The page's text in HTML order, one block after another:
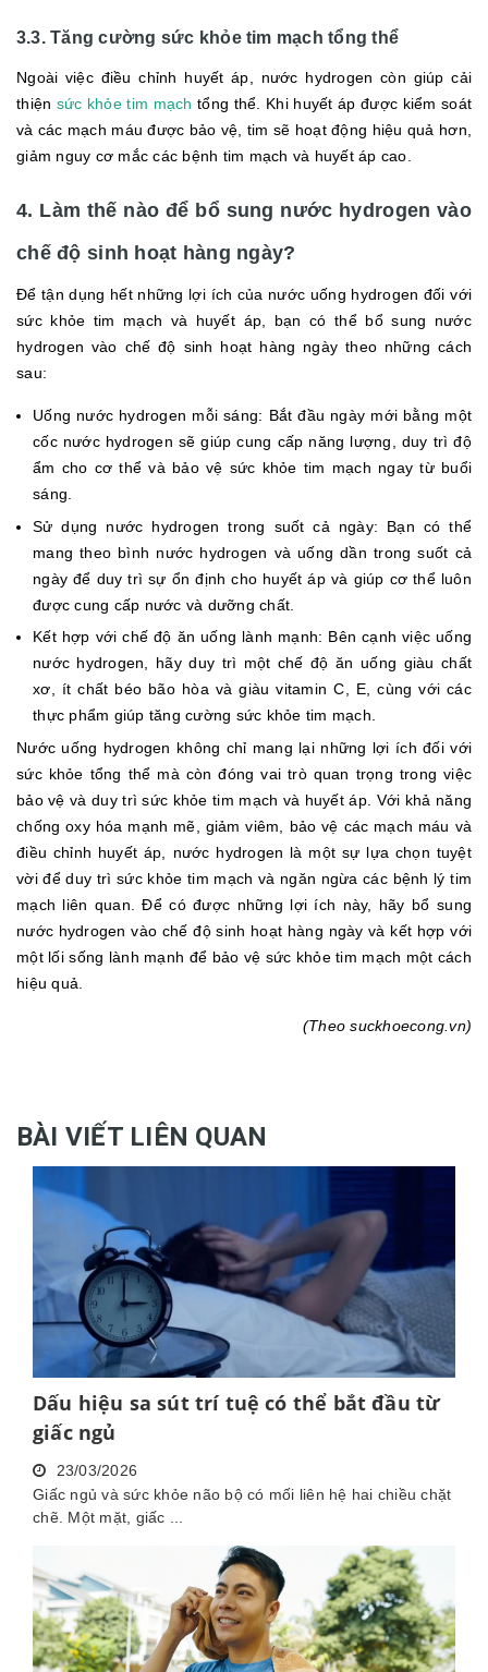
3.3. Tăng cường sức khỏe tim mạch tổng thể
Ngoài việc điều chỉnh huyết áp, nước hydrogen còn giúp cải
thiện sức khỏe tim mạch tổng thể. Khi huyết áp được kiểm soát
và các mạch máu được bảo vệ, tim sẽ hoạt động hiệu quả hơn,
giảm nguy cơ mắc các bệnh tim mạch và huyết áp cao.
4. Làm thế nào để bổ sung nước hydrogen vào
chế độ sinh hoạt hàng ngày?
Để tận dụng hết những lợi ích của nước uống hydrogen đối với
sức khỏe tim mạch và huyết áp, bạn có thể bổ sung nước
hydrogen vào chế độ sinh hoạt hàng ngày theo những cách
sau:
Uống nước hydrogen mỗi sáng: Bắt đầu ngày mới bằng một
cốc nước hydrogen sẽ giúp cung cấp năng lượng, duy trì độ
ẩm cho cơ thể và bảo vệ sức khỏe tim mạch ngay từ buổi
sáng.
Sử dụng nước hydrogen trong suốt cả ngày: Bạn có thể
mang theo bình nước hydrogen và uống dần trong suốt cả
ngày để duy trì sự ổn định cho huyết áp và giúp cơ thể luôn
được cung cấp nước và dưỡng chất.
Kết hợp với chế độ ăn uống lành mạnh: Bên cạnh việc uống
nước hydrogen, hãy duy trì một chế độ ăn uống giàu chất
xơ, ít chất béo bão hòa và giàu vitamin C, E, cùng với các
thực phẩm giúp tăng cường sức khỏe tim mạch.
Nước uống hydrogen không chỉ mang lại những lợi ích đối với
sức khỏe tổng thể mà còn đóng vai trò quan trọng trong việc
bảo vệ và duy trì sức khỏe tim mạch và huyết áp. Với khả năng
chống oxy hóa mạnh mẽ, giảm viêm, bảo vệ các mạch máu và
điều chỉnh huyết áp, nước hydrogen là một sự lựa chọn tuyệt
vời để duy trì sức khỏe tim mạch và ngăn ngừa các bệnh lý tim
mạch liên quan. Để có được những lợi ích này, hãy bổ sung
nước hydrogen vào chế độ sinh hoạt hàng ngày và kết hợp với
một lối sống lành mạnh để bảo vệ sức khỏe tim mạch một cách
hiệu quả.
(Theo suckhoecong.vn)
BÀI VIẾT LIÊN QUAN
Dấu hiệu sa sút trí tuệ có thể bắt đầu từ
giấc ngủ
23/03/2026
Giấc ngủ và sức khỏe não bộ có mối liên hệ hai chiều chặt
chẽ. Một mặt, giấc ...